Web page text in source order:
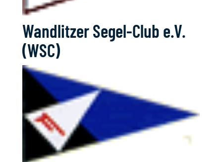
Wandlitzer Segel-Club e.V.
(WSC)